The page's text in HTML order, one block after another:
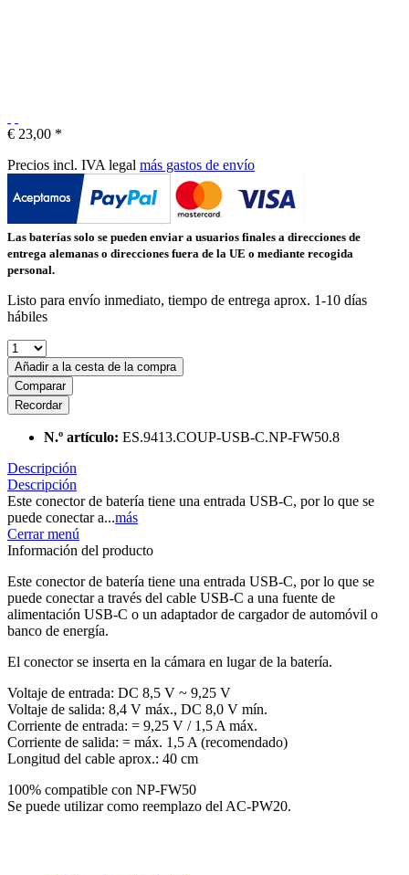
€ 23,00 *
Precios incl. IVA legal más gastos de envío
Las baterías solo se pueden enviar a usuarios finales a direcciones de
entrega alemanas o direcciones fuera de la UE o mediante recogida
personal.
Listo para envío inmediato, tiempo de entrega aprox. 1-10 días
hábiles
Añadir a la cesta de la compra
Comparar
Recordar
N.º artículo: ES.9413.COUP-USB-C.NP-FW50.8
Descripción
Descripción
Este conector de batería tiene una entrada USB-C, por lo que se
puede conectar a...más
Cerrar menú
Información del producto
Este conector de batería tiene una entrada USB-C, por lo que se
puede conectar a través del cable USB-C a una fuente de
alimentación USB-C o un adaptador de cargador de automóvil o
banco de energía.
El conector se inserta en la cámara en lugar de la batería.
Voltaje de entrada: DC 8,5 V ~ 9,25 V
Voltaje de salida: 8,4 V máx., DC 8,0 V mín.
Corriente de entrada: = 9,25 V / 1,5 A máx.
Corriente de salida: = máx. 1,5 A (recomendado)
Longitud del cable aprox.: 40 cm
100% compatible con NP-FW50
Se puede utilizar como reemplazo del AC-PW20.